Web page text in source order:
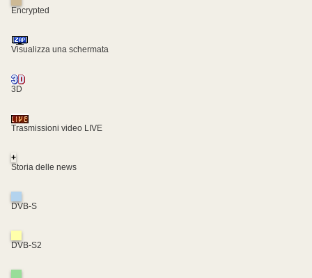
Encrypted
Visualizza una schermata
3D
Trasmissioni video LIVE
+
Storia delle news
DVB-S
DVB-S2